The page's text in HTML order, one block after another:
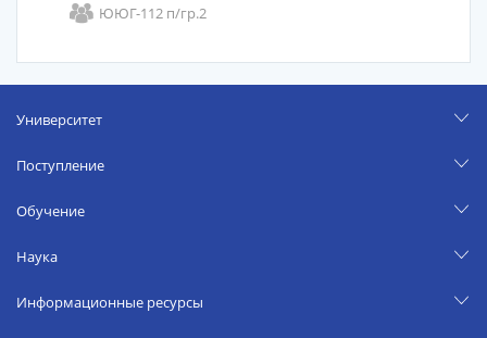
ЮЮГ-112 п/гр.2
Университет
Поступление
Обучение
Наука
Информационные ресурсы